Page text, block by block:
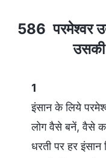
586 परमेश्वर
उसकी
1
इंसान के लिये
लोग वैसे बनें, वैसे
धरती पर हर